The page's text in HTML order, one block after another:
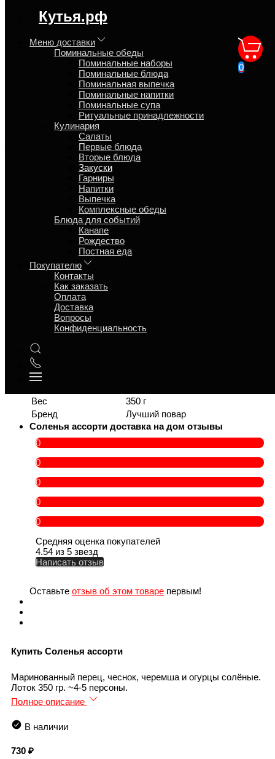
регион доставки:
Кутья.рф
Меню доставки
Поминальные обеды
Поминальные наборы
Поминальные блюда
Поминальная выпечка
Поминальные напитки
Поминальные супа
Ритуальные принадлежности
Кулинария
Салаты
Первые блюда
Вторые блюда
Закуски
Гарниры
Напитки
Выпечка
Комплексные обеды
Блюда для событий
Канапе
Рождество
Постная еда
Покупателю
Контакты
Как заказать
Оплата
Доставка
Вопросы
Конфиденциальность
0
Соленья ассорти доставка
Закуски
Характеристики
Страница
Страница
Маринованный перец, чеснок, черемша и огурцы
солёные. Лоток 350 гр. ~4-5 персоны.
Время приготовления
t° хранения
Срок годности
Ситуация для
поминок
Повод
В составе есть
Категория товара
Вес
350 г
Бренд
Лучший повар
Соленья ассорти доставка на дом отзывы
0
0
0
0
0
Средняя оценка покупателей
4.54 из 5 звезд
Написать отзыв
Оставьте отзыв об этом товаре первым!
Купить Соленья ассорти
Маринованный перец, чеснок, черемша и огурцы солёные.
Лоток 350 гр. ~4-5 персоны.
Полное описание
В наличии
730